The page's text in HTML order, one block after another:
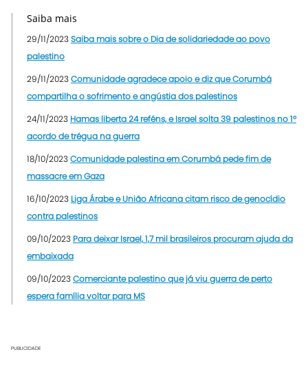
Saiba mais
29/11/2023Saiba mais sobre o Dia de solidariedade ao povo
palestino
29/11/2023Comunidade agradece apoio e diz que Corumbá
compartilha o sofrimento e angústia dos palestinos
24/11/2023 Hamas liberta 24 reféns, e Israel solta 39 palestinos no 1º
acordo de trégua na guerra
18/10/2023Comunidade palestina em Corumbá pede fim de
massacre em Gaza
16/10/2023 Liga Árabe e União Africana citam risco de genocídio
contra palestinos
09/10/2023 Para deixar Israel, 1,7 mil brasileiros procuram ajuda da
embaixada
09/10/2023Comerciante palestino que já viu guerra de perto
espera família voltar para MS
PUBLICIDADE